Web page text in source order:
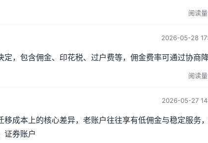
阅读
2026-05-28
，包含佣金、印花税、过户费等，佣金费率可通过协商降
阅读
2026-05-27
成本上的核心差异，老账户往往享有低佣金与稳定服务
证券账户